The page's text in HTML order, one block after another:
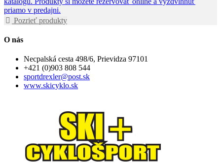
priamo v predajni.
Pozrieť produkty
O nás
Necpalská cesta 498/6, Prievidza 97101
+421 (0)903 808 544
sportdrexler@post.sk
www.skicyklo.sk